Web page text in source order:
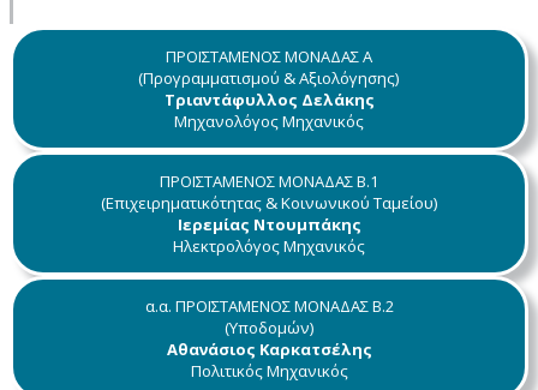
ΠΡΟΪΣΤΑΜΕΝΟΣ ΜΟΝΑΔΑΣ A
(Προγραμματισμού & Αξιολόγησης)
Τριαντάφυλλος Δελάκης
Μηχανολόγος Μηχανικός
ΠΡΟΪΣΤΑΜΕΝΟΣ ΜΟΝΑΔΑΣ Β.1
(Επιχειρηματικότητας & Κοινωνικού Ταμείου)
Ιερεμίας Ντουμπάκης
Ηλεκτρολόγος Μηχανικός
α.α. ΠΡΟΪΣΤΑΜΕΝΟΣ ΜΟΝΑΔΑΣ Β.2
(Υποδομών)
Αθανάσιος Καρκατσέλης
Πολιτικός Μηχανικός